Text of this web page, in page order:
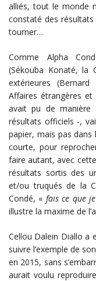
alliés, tout le monde
constaté des
tourner…
Comme Alpha
(Sékouba Konaté, la
extérieures
Affaires étrangères et
avait pu de manière
résultats officiels -,
papier, mais pas
courte, pour
faire autant, avec
résultats sortis des
et/ou truqués de la
Condé, « fais ce que
illustre la maxime de
Cellou Dalein Diallo a
suivre l’exemple de
en 2015, sans
aurait voulu